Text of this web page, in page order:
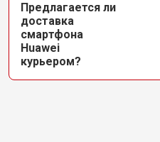
Предлагается ли
доставка
смартфона
Huawei
курьером?